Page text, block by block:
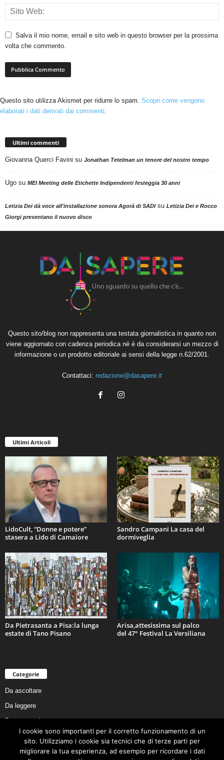
Salva il mio nome, email e sito web in questo browser per la prossima
volta che commento.
Questo sito utilizza Akismet per ridurre lo spam. Scopri come vengono
elaborati i dati derivati dai commenti.
Ultimi commenti
Giovanna Querci Favini su Jonathan Tetelman un tenore del nostro tempo
Ugo su MEI Meeting delle Etichette Indipendenti festeggia 30 anni
Letizia Dei dà voce all'installazione sonora Agorà di SADIsu Letizia Dei e Rocco
Giorgi presentano il nuovo disco
Questo sito/blog non rappresenta una testata giornalistica in quanto non
viene aggiornato con cadenza periodica né è da considerarsi un mezzo di
informazione o un prodotto editoriale ai sensi della legge n.62/2001.
Contattaci: redazione@dasapere.it
Ultimi Articoli
LidoCult, “Donne e potere”
stasera a Lido di Camaiore
Sandro Campani La casa del
dormiveglia
Da Pietrasanta a Pisa:la lunga
estate di Tano Pisano
Arisa,attesissima sul palco
del 47° Festival La Versiliana
Categorie
Da ascoltare
Da leggere
Da non perdere
Da conoscere
Da preservare
I cookie sono importanti per il corretto funzionamento di un
sito. Utilizziamo i cookie sia tecnici che di terze parti per
migliorare la tua esperienza, ad esempio per ricordare i dati